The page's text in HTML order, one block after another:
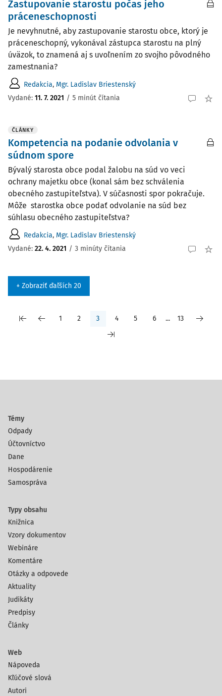
Zastupovanie starostu počas jeho
práceneschopnosti
Je nevyhnutné, aby zastupovanie starostu obce, ktorý je
práceneschopný, vykonával zástupca starostu na plný
úväzok, to znamená aj s uvoľnením zo svojho pôvodného
zamestnania?
Redakcia, Mgr. Ladislav Briestenský
Vydané: 11. 7. 2021 / 5 minút čítania
ČLÁNKY
Kompetencia na podanie odvolania v
súdnom spore
Bývalý starosta obce podal žalobu na súd vo veci
ochrany majetku obce (konal sám bez schválenia
obecného zastupiteľstva). V súčasnosti spor pokračuje.
Môže starostka obce podať odvolanie na súd bez
súhlasu obecného zastupiteľstva?
Redakcia, Mgr. Ladislav Briestenský
Vydané: 22. 4. 2021 / 3 minúty čítania
+ Zobraziť ďaľších 20
1 2 3 4 5 6 ... 13
Témy
Odpady
Účtovníctvo
Dane
Hospodárenie
Samospráva
Typy obsahu
Knižnica
Vzory dokumentov
Webináre
Komentáre
Otázky a odpovede
Aktuality
Judikáty
Predpisy
Články
Web
Nápoveda
Kľúčové slová
Autori